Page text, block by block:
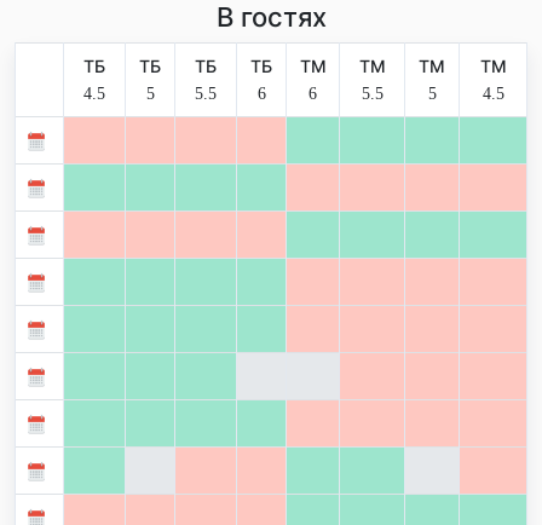
В гостях
ТБ
4.5
ТБ
5
ТБ
5.5
ТБ
6
ТМ
6
ТМ
5.5
ТМ
5
ТМ
4.5